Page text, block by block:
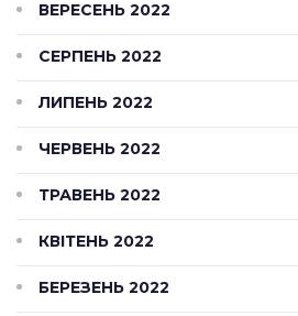
ВЕРЕСЕНЬ 2022
СЕРПЕНЬ 2022
ЛИПЕНЬ 2022
ЧЕРВЕНЬ 2022
ТРАВЕНЬ 2022
КВІТЕНЬ 2022
БЕРЕЗЕНЬ 2022